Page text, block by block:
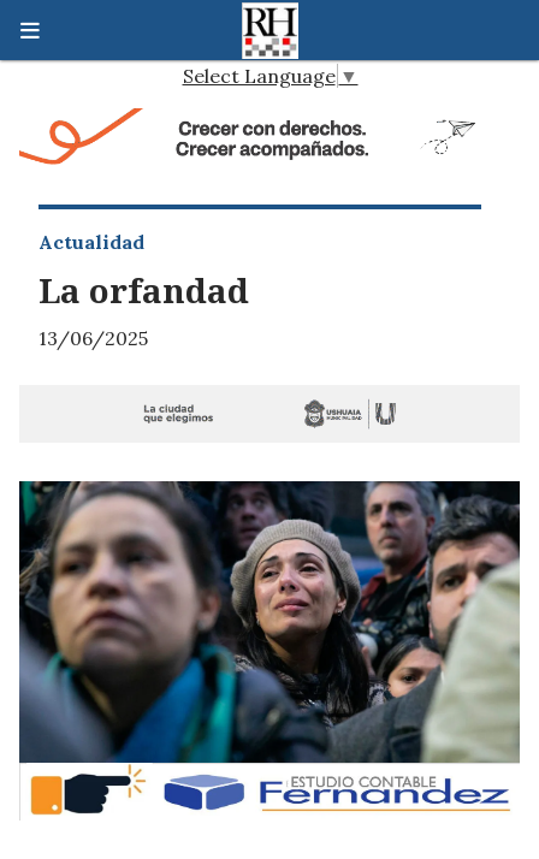
Select Language ▼
La orfandad
Actualidad
13/06/2025